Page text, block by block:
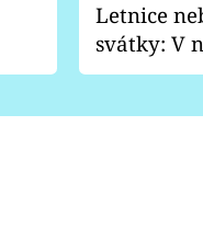
Letnice
svátky: V
pondělí